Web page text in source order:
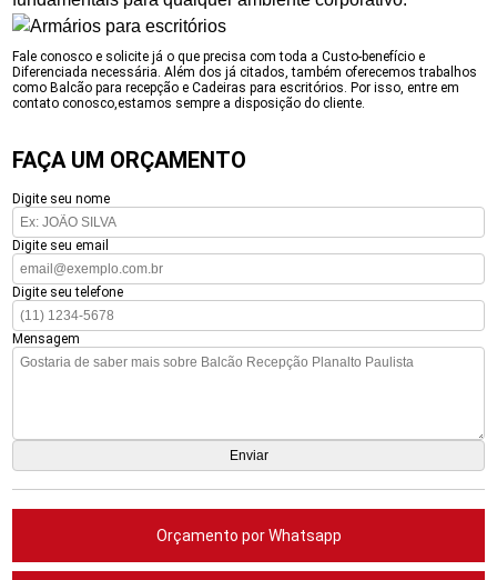
Fale conosco e solicite já o que precisa com toda a Custo-benefício e
Diferenciada necessária. Além dos já citados, também oferecemos trabalhos
como Balcão para recepção e Cadeiras para escritórios. Por isso, entre em
contato conosco,estamos sempre a disposição do cliente.
FAÇA UM ORÇAMENTO
Digite seu nome
Digite seu email
Digite seu telefone
Mensagem
Orçamento por Whatsapp